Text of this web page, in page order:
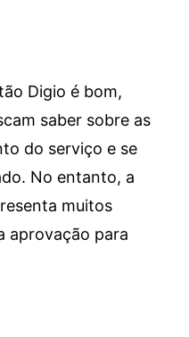
Digio é bom,
saber sobre as
do serviço e se
No entanto, a
muitos
aprovação para